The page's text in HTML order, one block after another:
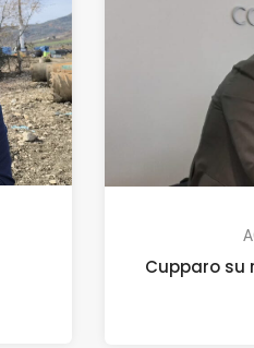
Cupparo su